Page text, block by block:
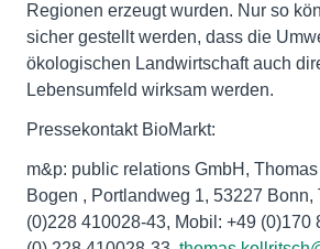
Regionen erzeugt wurden. Nur so
sicher gestellt werden, dass die
ökologischen Landwirtschaft auch
Lebensumfeld wirksam werden.
Pressekontakt BioMarkt:
m&p: public relations GmbH,
Bogen , Portlandweg 1, 53227 Bonn,
(0)228 410028-43, Mobil: +49 (0)170